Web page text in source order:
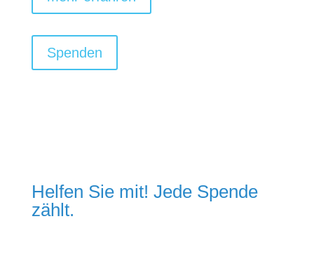
Spenden
Helfen Sie mit! Jede Spende
zählt.